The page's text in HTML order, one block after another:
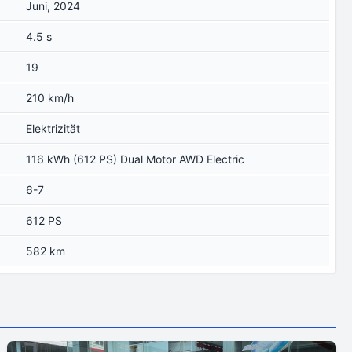
Juni, 2024
4.5 s
19
210 km/h
Elektrizität
116 kWh (612 PS) Dual Motor AWD Electric
6-7
612 PS
582 km